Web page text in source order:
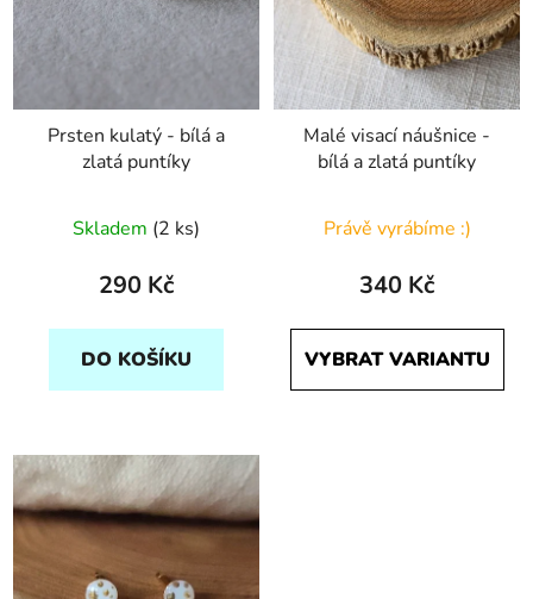
Prsten kulatý - bílá a
zlatá puntíky
Skladem (2 ks)
290 Kč
DO KOŠÍKU
Malé visací náušnice -
bílá a zlatá puntíky
Právě vyrábíme :)
340 Kč
VYBRAT VARIANTU